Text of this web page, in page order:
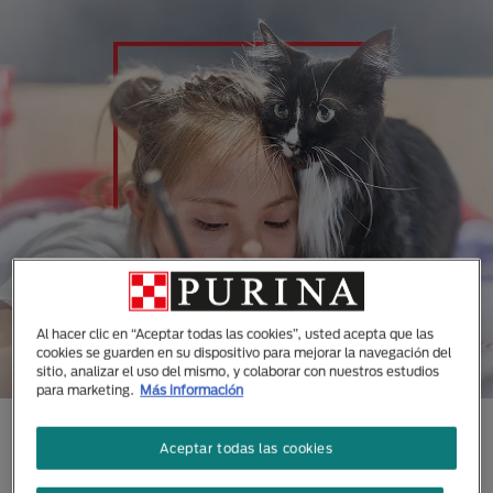
CONOCE TODAS NUESTRAS
MARCAS DISEÑADAS
Al hacer clic en “Aceptar todas las cookies”, usted acepta que las
cookies se guarden en su dispositivo para mejorar la navegación del
sitio, analizar el uso del mismo, y colaborar con nuestros estudios
para marketing. Más información
Aceptar todas las cookies